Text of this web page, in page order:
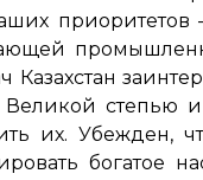
приоритетов
Казахстан
Великой
их. Убежден,
богатое